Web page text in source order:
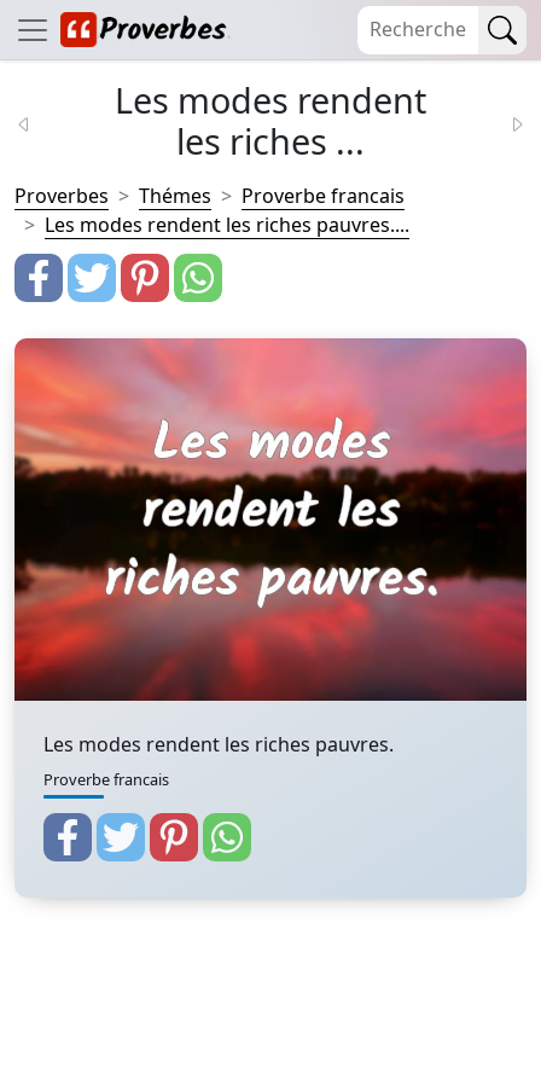
Les modes rendent
les riches ...
Proverbes Thémes
Proverbe francais
Les modes rendent les riches pauvres....
Les modes rendent les riches pauvres.
Proverbe francais